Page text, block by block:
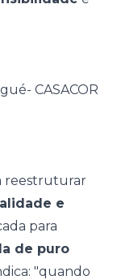
reestruturar
e
para
de puro
"quando